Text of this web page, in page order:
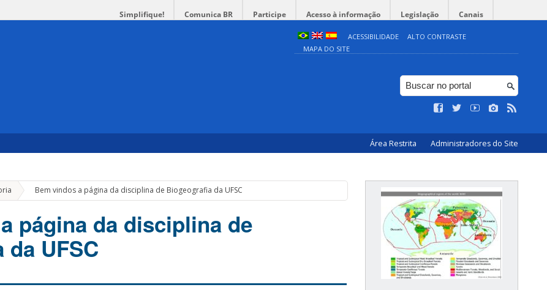
Simplifique! Comunica BR Participe Acesso à informação Legislação Canais
ACESSIBILIDADE
ALTO CONTRASTE
MAPA DO SITE
Área Restrita Administradores do Site
» Bem vindos a página da disciplina de Biogeografia da UFSC
página da disciplina de
UFSC